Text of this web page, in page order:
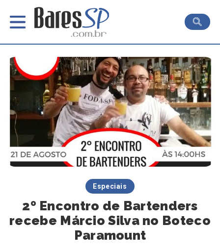
Especiais
2º Encontro de Bartenders
recebe Márcio Silva no Boteco
Paramount